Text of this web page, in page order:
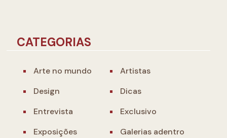
CATEGORIAS
Arte no mundo
Artistas
Design
Dicas
Entrevista
Exclusivo
Exposições
Galerias adentro